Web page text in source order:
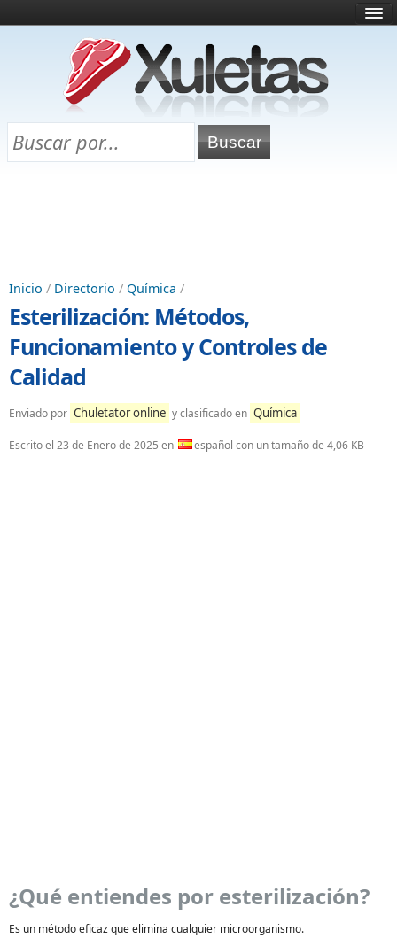
¿Qué es esto?
Directorio
Chuletas para exámenes
Inicio / Directorio / Química /
Esterilización: Métodos,
Funcionamiento y Controles de
Calidad
Enviado por Chuletator online y clasificado en Química
Escrito el 23 de Enero de 2025 en español con un tamaño de 4,06 KB
¿Qué entiendes por esterilización?
Es un método eficaz que elimina cualquier microorganismo.